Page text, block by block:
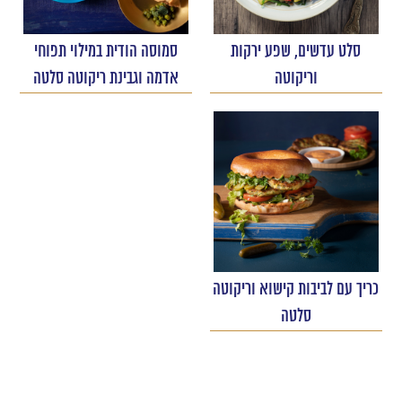
סלט עדשים, שפע ירקות
וריקוטה
סמוסה הודית במילוי תפוחי
אדמה וגבינת ריקוטה סלטה
כריך עם לביבות קישוא וריקוטה
סלטה